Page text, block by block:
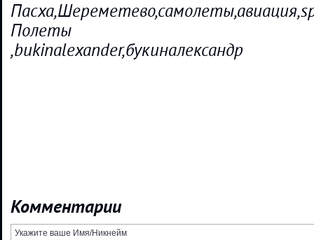
Полеты
,bukinalexander,букиналександр
Комментарии